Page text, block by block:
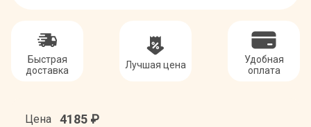
Быстрая
доставка
Лучшая цена
Удобная
оплата
Цена 4185 ₽